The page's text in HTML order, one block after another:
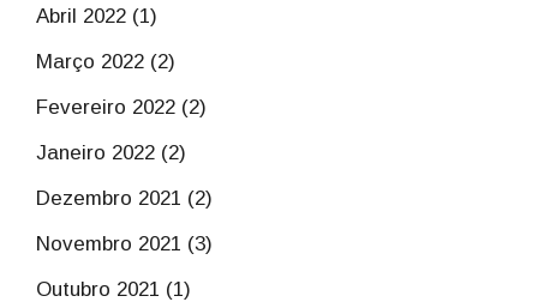
Abril 2022 (1)
Março 2022 (2)
Fevereiro 2022 (2)
Janeiro 2022 (2)
Dezembro 2021 (2)
Novembro 2021 (3)
Outubro 2021 (1)